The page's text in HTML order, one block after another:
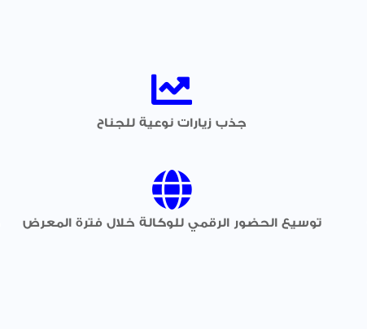
جذب زيارات نوعية للجناح
توسيع الحضور الرقمي للوكالة خلال فترة المعرض